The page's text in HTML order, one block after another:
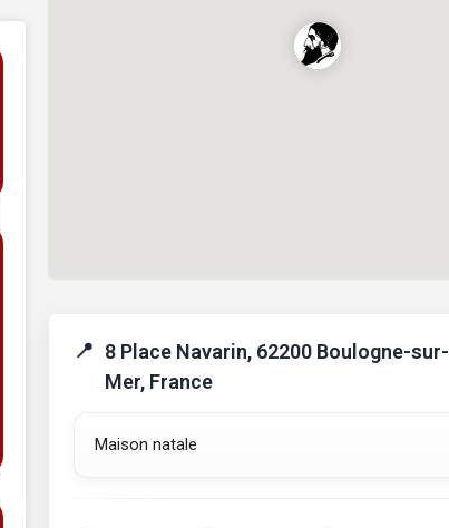
8 Place Navarin, 62200 Boulogne-sur-
Mer, France
Maison natale